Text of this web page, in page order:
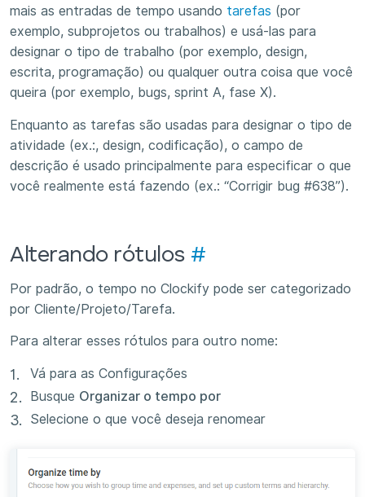
mais as entradas de tempo usando tarefas (por
exemplo, subprojetos ou trabalhos) e usá-las para
designar o tipo de trabalho (por exemplo, design,
escrita, programação) ou qualquer outra coisa que você
queira (por exemplo, bugs, sprint A, fase X).
Enquanto as tarefas são usadas para designar o tipo de
atividade (ex.:, design, codificação), o campo de
descrição é usado principalmente para especificar o que
você realmente está fazendo (ex.: “Corrigir bug #638”).
Alterando rótulos #
Por padrão, o tempo no Clockify pode ser categorizado
por Cliente/Projeto/Tarefa.
Para alterar esses rótulos para outro nome:
Vá para as Configurações
Busque Organizar o tempo por
Selecione o que você deseja renomear